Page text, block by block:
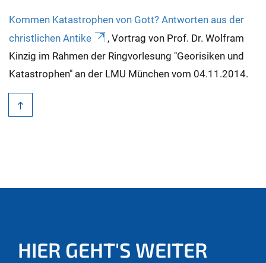
Kommen Katastrophen von Gott? Antworten aus der
christlichen Antike
, Vortrag von Prof. Dr. Wolfram
Kinzig im Rahmen der Ringvorlesung "Georisiken und
Katastrophen" an der LMU München vom 04.11.2014.
HIER GEHT'S WEITER